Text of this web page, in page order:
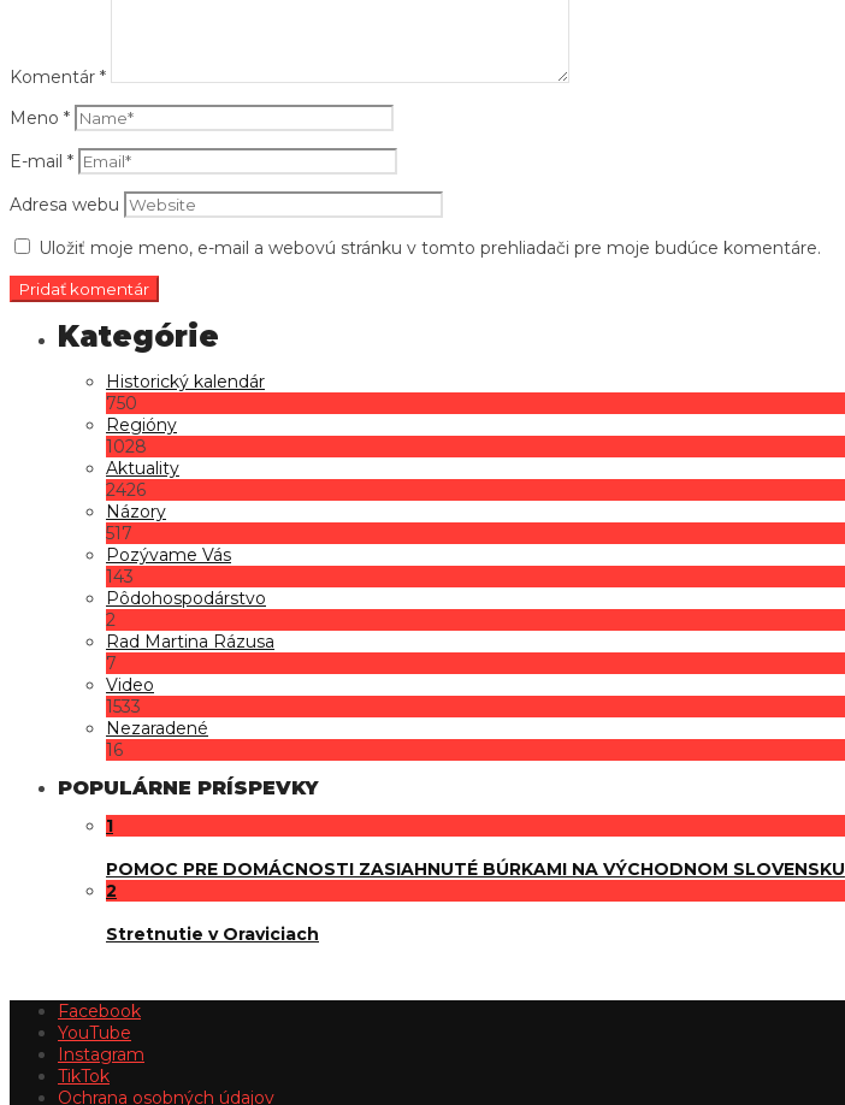
Komentár *
Meno *
E-mail *
Adresa webu
Uložiť moje meno, e-mail a webovú stránku v tomto prehliadači pre moje budúce komentáre.
Historický kalendár
750
Regióny
1028
Aktuality
2426
Názory
517
Pozývame Vás
143
Pôdohospodárstvo
2
Rad Martina Rázusa
7
Video
1533
Nezaradené
16
POPULÁRNE PRÍSPEVKY
1
POMOC PRE DOMÁCNOSTI ZASIAHNUTÉ BÚRKAMI NA VÝCHODNOM SLOVENSKU
2
Stretnutie v Oraviciach
Facebook
YouTube
Instagram
TikTok
Ochrana osobných údajov